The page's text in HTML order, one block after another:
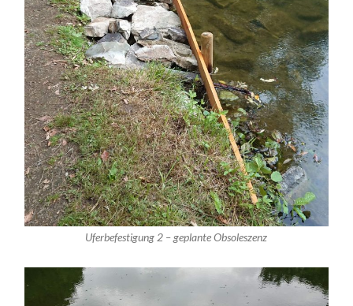
Uferbefestigung 2 – geplante Obsoleszenz